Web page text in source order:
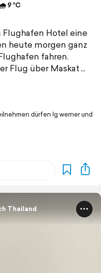
9 °C
Flughafen Hotel eine
heute morgen ganz
fahren.
Flug über Maskat
dürfen lg werner und
Thailand